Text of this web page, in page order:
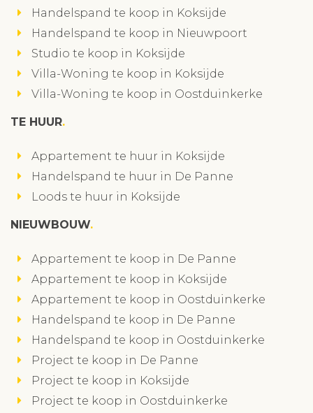
Handelspand te koop in Koksijde
Handelspand te koop in Nieuwpoort
Studio te koop in Koksijde
Villa-Woning te koop in Koksijde
Villa-Woning te koop in Oostduinkerke
TE HUUR
Appartement te huur in Koksijde
Handelspand te huur in De Panne
Loods te huur in Koksijde
NIEUWBOUW
Appartement te koop in De Panne
Appartement te koop in Koksijde
Appartement te koop in Oostduinkerke
Handelspand te koop in De Panne
Handelspand te koop in Oostduinkerke
Project te koop in De Panne
Project te koop in Koksijde
Project te koop in Oostduinkerke